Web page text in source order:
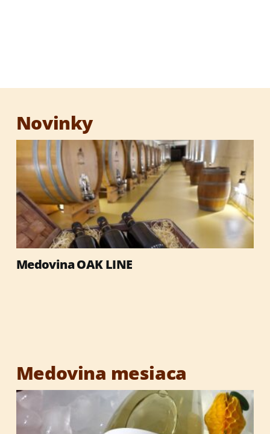
Darčekové sety
Darčekové obaly
Med
Výrobky so včelími produktmi
Novinky
Medovina OAK LINE
Medovina mesiaca